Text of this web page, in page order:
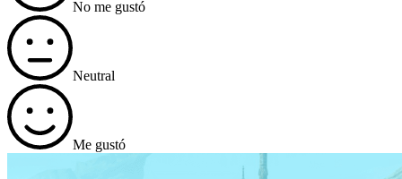
No me gustó
Neutral
Me gustó